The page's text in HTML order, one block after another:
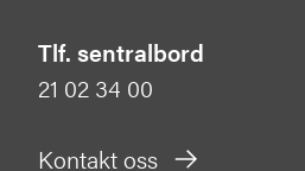
Tlf. sentralbord
21 02 34 00
Kontakt oss